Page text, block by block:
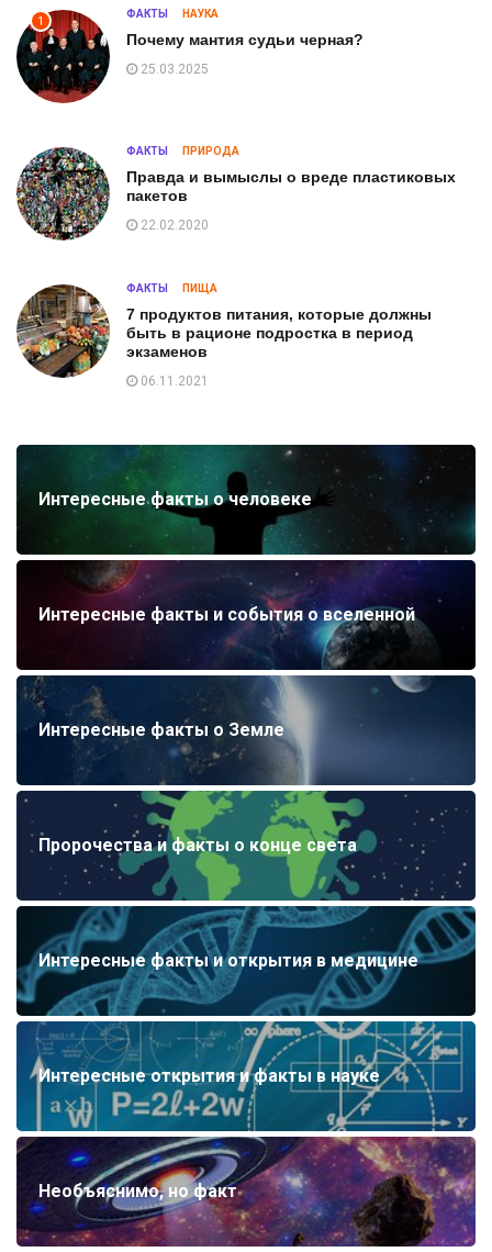
1
ФАКТЫ НАУКА
Почему мантия судьи черная?
25.03.2025
ФАКТЫ ПРИРОДА
Правда и вымыслы о вреде пластиковых
пакетов
22.02.2020
ФАКТЫ ПИЩА
7 продуктов питания, которые должны
быть в рационе подростка в период
экзаменов
06.11.2021
Интересные факты о человеке
Интересные факты и события о вселенной
Интересные факты о Земле
Пророчества и факты о конце света
Интересные факты и открытия в медицине
Интересные открытия и факты в науке
Необъяснимо, но факт